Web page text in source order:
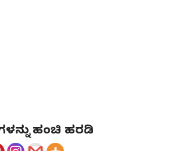
ಹಂಚಿ ಹರಡಿ